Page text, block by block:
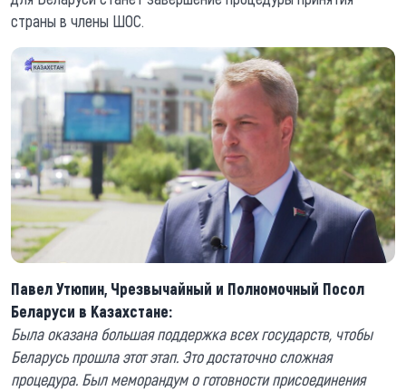
страны в члены ШОС.
Павел Утюпин, Чрезвычайный и Полномочный Посол
Беларуси в Казахстане:
Была оказана большая поддержка всех государств, чтобы
Беларусь прошла этот этап. Этодостаточносложная
процедура. Был меморандумо готовности присоединения